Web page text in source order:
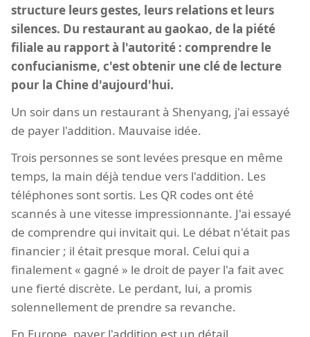
structure leurs gestes, leurs relations et leurs
silences. Du restaurant au gaokao, de la piété
filiale au rapport à l'autorité : comprendre le
confucianisme, c'est obtenir une clé de lecture
pour la Chine d'aujourd'hui.
Un soir dans un restaurant à Shenyang, j'ai essayé
de payer l'addition. Mauvaise idée.
Trois personnes se sont levées presque en même
temps, la main déjà tendue vers l'addition. Les
téléphones sont sortis. Les QR codes ont été
scannés à une vitesse impressionnante. J'ai essayé
de comprendre qui invitait qui. Le débat n'était pas
financier ; il était presque moral. Celui qui a
finalement « gagné » le droit de payer l'a fait avec
une fierté discrète. Le perdant, lui, a promis
solennellement de prendre sa revanche.